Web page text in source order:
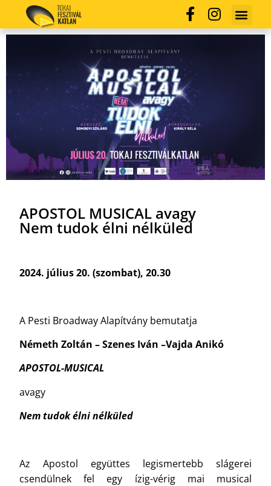
APOSTOL MUSICAL avagy
Nem tudok élni nélküled
2024. július 20. (szombat), 20.30
A Pesti Broadway Alapítvány bemutatja
Németh Zoltán – Szenes Iván –Vajda Anikó
APOSTOL-MUSICAL
avagy
Nem tudok élni nélküled
Az Apostol együttes legismertebb slágerei
csendülnek fel egy ízig-vérig mai musical